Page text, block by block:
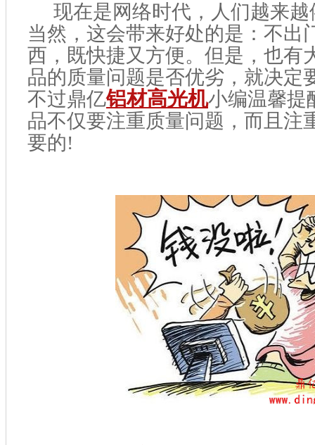
现在是网络时代，人们越来
当然，这会带来好处的是：不出
西，既快捷又方便。但是，也有
品的质量问题是否优劣，就决定
不过鼎亿铝材高光机小编温馨提
品不仅要注重质量问题，而且注
要的!